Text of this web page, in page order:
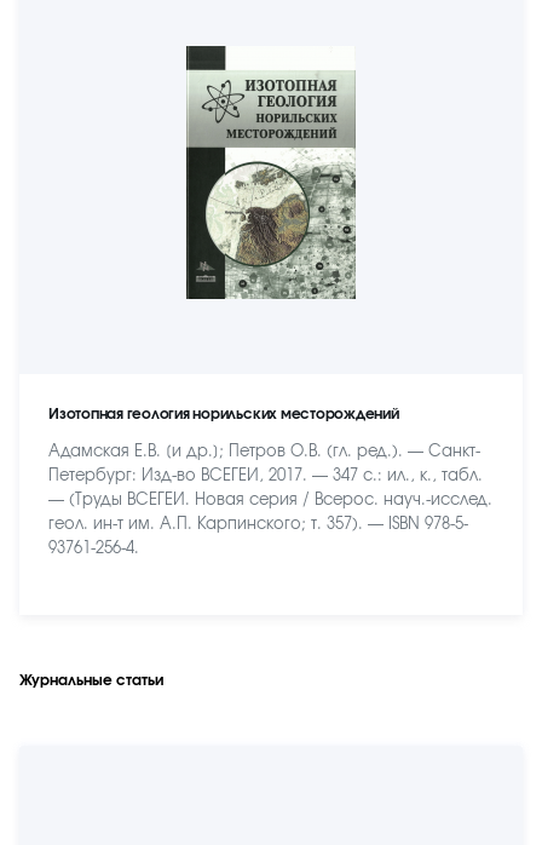
Изотопная геология норильских месторождений
Адамская Е.В. [и др.]; Петров О.В. (гл. ред.). — Санкт-
Петербург: Изд-во ВСЕГЕИ, 2017. — 347 с.: ил., к., табл.
— (Труды ВСЕГЕИ. Новая серия / Всерос. науч.-исслед.
геол. ин-т им. А.П. Карпинского; т. 357). — ISBN 978-5-
93761-256-4.
Журнальные статьи